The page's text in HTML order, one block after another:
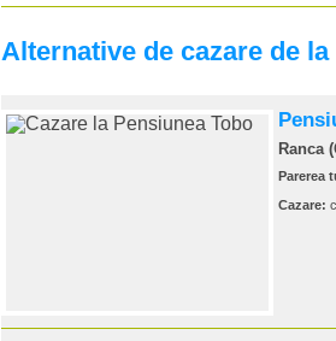
Alternative de cazare de
Ranca
Parerea
Cazare: